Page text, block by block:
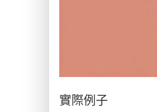
實際例子